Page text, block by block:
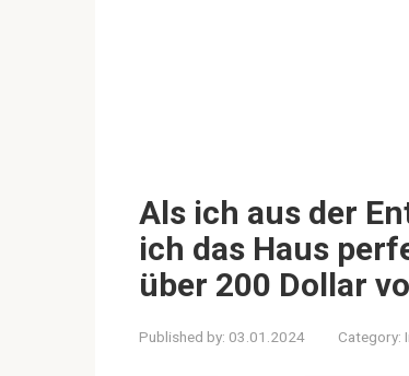
Als ich aus der
ich das Haus
über 200 Dollar
Published by: 03.01.2024 Category: